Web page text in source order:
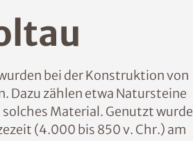
bei der Konstruktion von
Dazu zählen etwa Natursteine
Material. Genutzt wurde
(4.000 bis 850 v. Chr.) am